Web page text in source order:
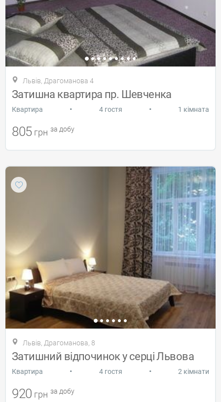
Львів, Драгоманова 4
Затишна квартира пр. Шевченка
Квартира • 4 гостя • 1 кімната
805 грн за добу
Львів, Драгоманова, 8
Затишний відпочинок у серці Львова
Квартира • 4 гостя • 2 кімнати
920 грн за добу